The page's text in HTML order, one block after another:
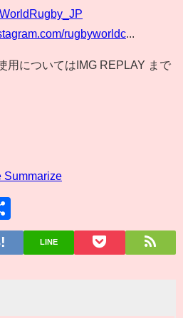
rugbyworldc
用についてはIMG REPLAY まで
Summarize
有
LINE